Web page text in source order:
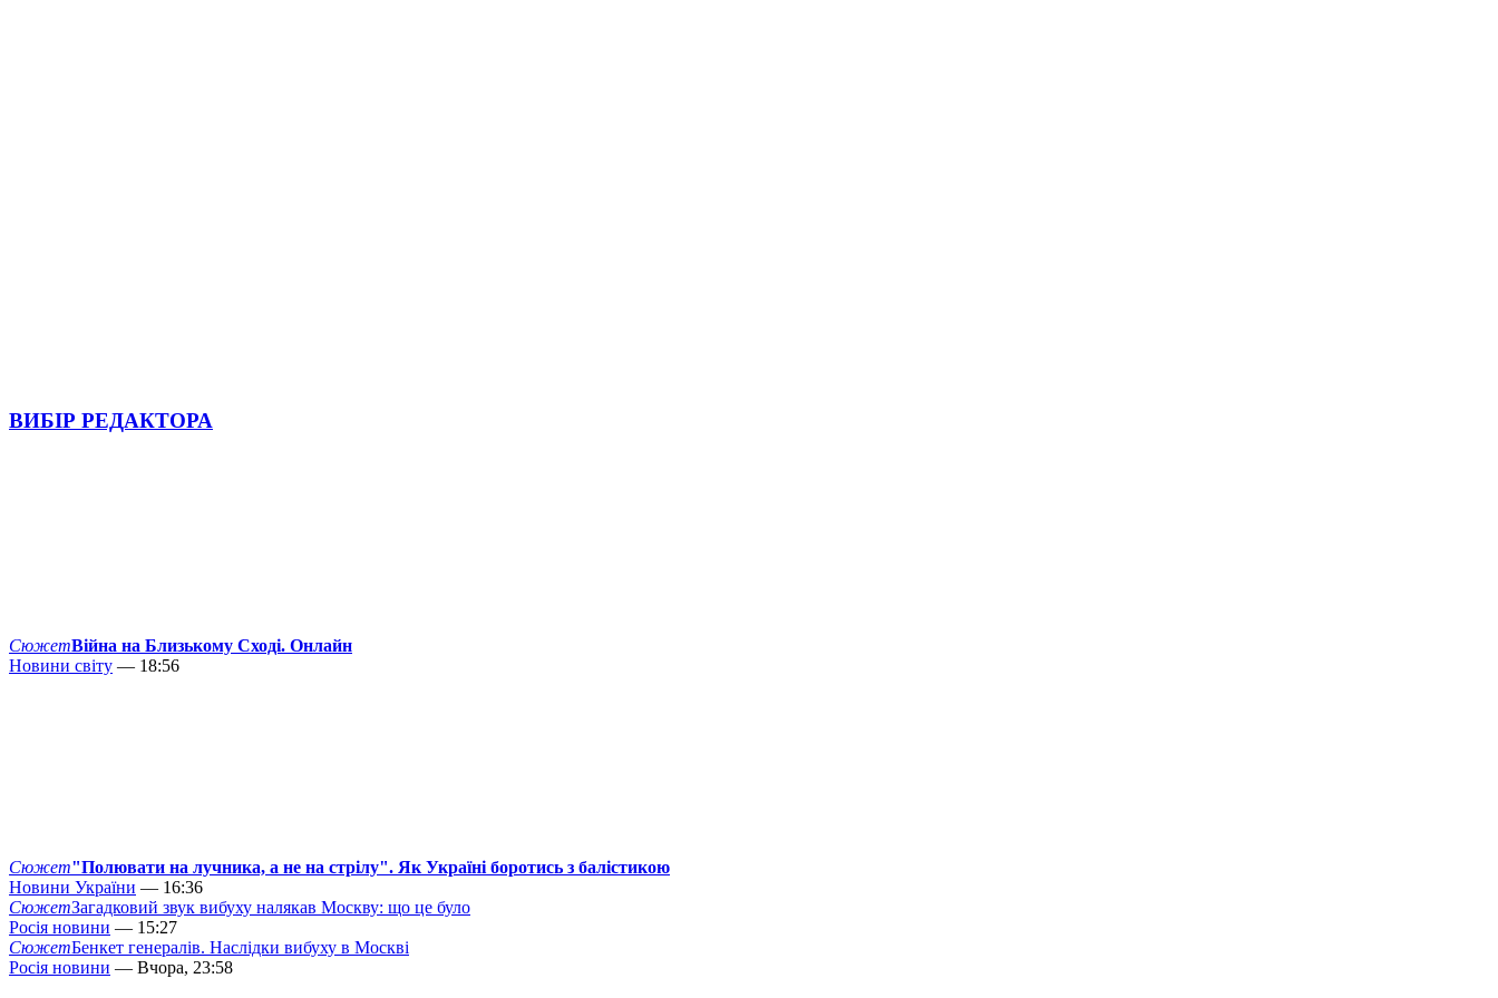
ВИБІР РЕДАКТОРА
СюжетВійна на Близькому Сході. Онлайн
Новини світу — 18:56
Сюжет"Полювати на лучника, а не на стрілу". Як Україні боротись з балістикою
Новини України — 16:36
СюжетЗагадковий звук вибуху налякав Москву: що це було
Росія новини — 15:27
СюжетБенкет генералів. Наслідки вибуху в Москві
Росія новини — Вчора, 23:58